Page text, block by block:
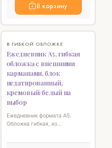
В корзину
В ГИБКОЙ ОБЛОЖКЕ
Ежедневник А5, гибкая
обложка с внешними
карманами, блок
недатированный,
кремовый/белый на
выбор
Ежедневник формата А5.
Обложка гибкая, из